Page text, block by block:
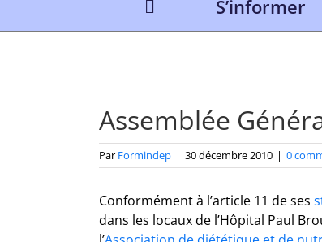
S’informer
Assemblée
Par Formindep | 30 décembre 2010 | 0
Conformément à l’article 11 de ses
dans les locaux de l’Hôpital Paul